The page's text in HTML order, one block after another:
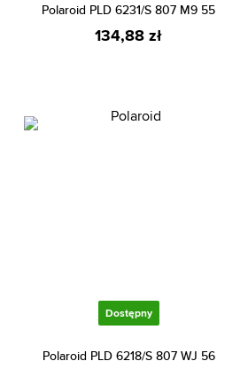
Polaroid PLD 6231/S 807 M9 55
134,88 zł
Dostępny
Polaroid PLD 6218/S 807 WJ 56